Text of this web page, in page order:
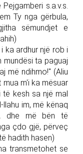
s.a.v.s.
Ty nga gërbula,
sëmundjet e
ka ardhur një rob i
mundësi ta paguaj
më ndi­hmo!" (Aliu
mua m'i ka mësuar
të kesh sa një mal
llahu im, më kënaq
dhe më bën të
çdo gjë, përveç
hadith hasen)
trans­me­tohet se